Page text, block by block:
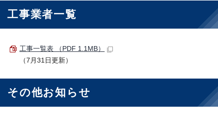
工事業者一覧
工事一覧表 （PDF 1.1MB）
（7月31日更新）
その他お知らせ